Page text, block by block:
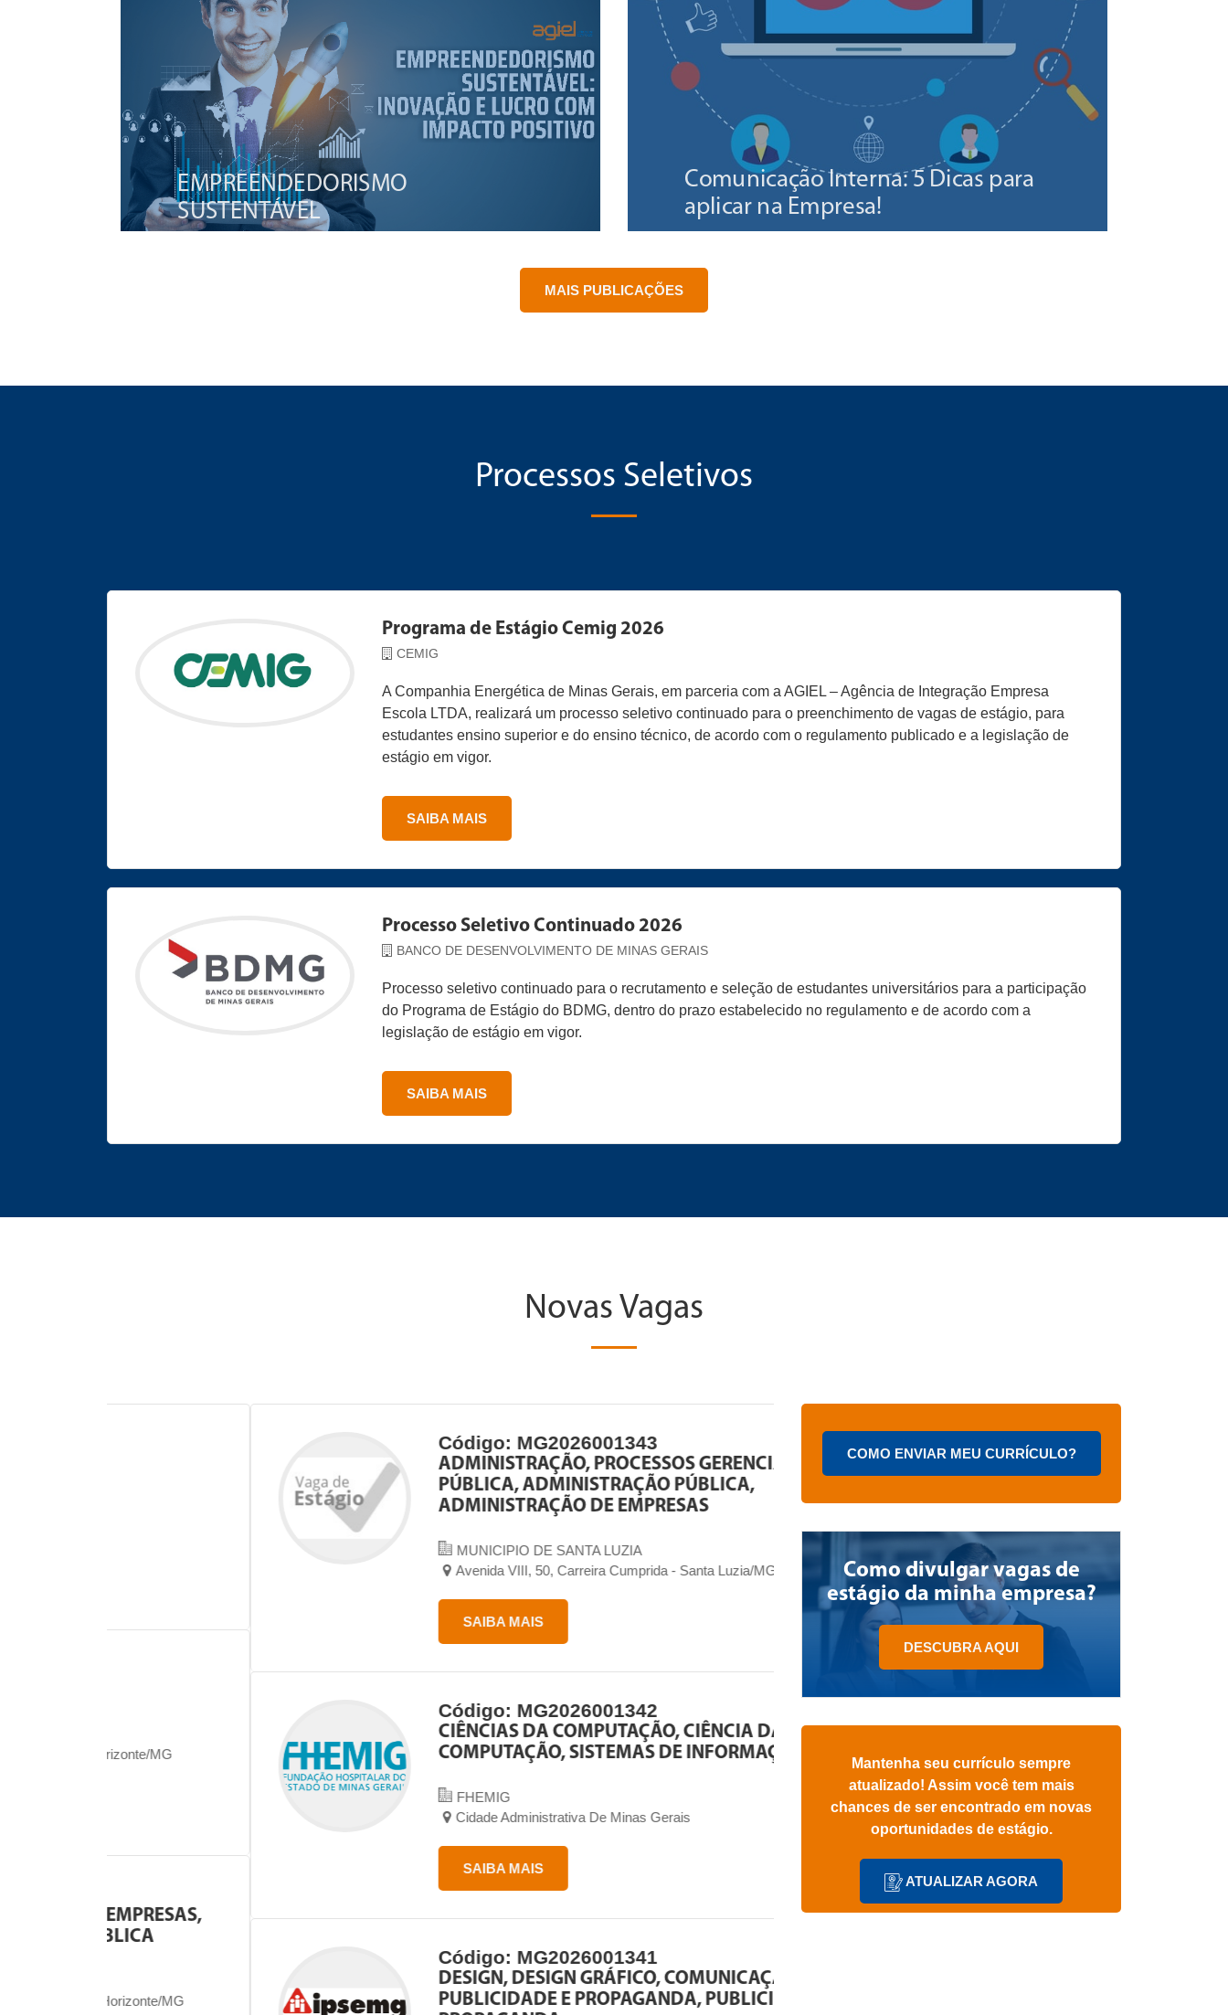
EMPREENDEDORISMO
SUSTENTÁVEL
Comunicação Interna: 5 Dicas para
aplicar na Empresa!
MAIS PUBLICAÇÕES
Processos Seletivos
Programa de Estágio Cemig 2026
CEMIG
A Companhia Energética de Minas Gerais, em parceria com a AGIEL – Agência de Integração Empresa
Escola LTDA, realizará um processo seletivo continuado para o preenchimento de vagas de estágio, para
estudantes ensino superior e do ensino técnico, de acordo com o regulamento publicado e a legislação de
estágio em vigor.
SAIBA MAIS
Processo Seletivo Continuado 2026
BANCO DE DESENVOLVIMENTO DE MINAS GERAIS
Processo seletivo continuado para o recrutamento e seleção de estudantes universitários para a participação
do Programa de Estágio do BDMG, dentro do prazo estabelecido no regulamento e de acordo com a
legislação de estágio em vigor.
SAIBA MAIS
Novas Vagas
Código: MG2026001343
ADMINISTRAÇÃO, PROCESSOS GERENCIAIS, GESTÃO
PÚBLICA, ADMINISTRAÇÃO PÚBLICA,
ADMINISTRAÇÃO DE EMPRESAS
MUNICIPIO DE SANTA LUZIA
Avenida VIII, 50, Carreira Cumprida - Santa Luzia/MG
Código: MG2026001342
CIÊNCIAS DA COMPUTAÇÃO, CIÊNCIA DA
COMPUTAÇÃO, SISTEMAS DE INFORMAÇÃO
Cidade Administrativa De Minas Gerais
Código: MG2026001341
DESIGN, DESIGN GRÁFICO, COMUNICAÇÃO SOCIAL -
PUBLICIDADE E PROPAGANDA, PUBLICIDADE E
Código: RJ2026000098
ENSINO MÉDIO, ENSINO
CONSULTÓRIO MÉDICO
Bairro Parada Angélica, Duque De
SAIBA MAIS
HEMOMINAS
Rua Dr. José Lemos De Barros, 313,
SAIBA MAIS
Código: DF2026000351
COMO ENVIAR MEU CURRÍCULO?
Como divulgar vagas de
estágio da minha empresa?
DESCUBRA AQUI
Mantenha seu currículo sempre
atualizado! Assim você tem mais
chances de ser encontrado em novas
oportunidades de estágio.
ATUALIZAR AGORA